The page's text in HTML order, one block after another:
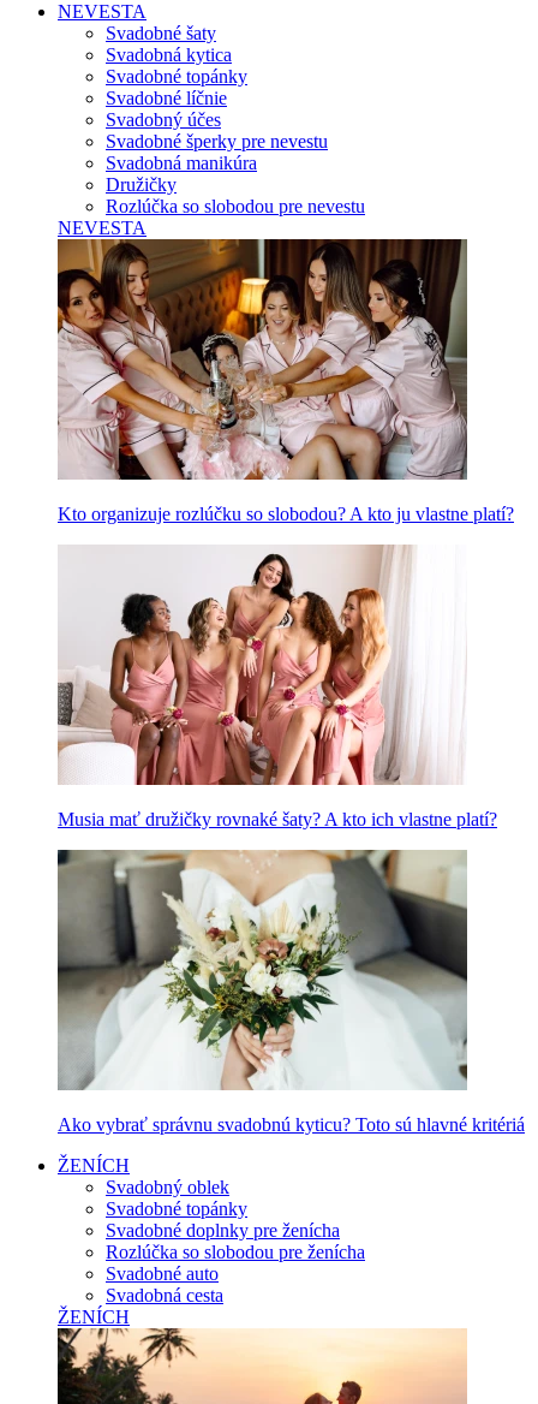
NEVESTA
Svadobné šaty
Svadobná kytica
Svadobné topánky
Svadobné líčnie
Svadobný účes
Svadobné šperky pre nevestu
Svadobná manikúra
Družičky
Rozlúčka so slobodou pre nevestu
NEVESTA
Kto organizuje rozlúčku so slobodou? A kto ju vlastne platí?
Musia mať družičky rovnaké šaty? A kto ich vlastne platí?
Ako vybrať správnu svadobnú kyticu? Toto sú hlavné kritériá
ŽENÍCH
Svadobný oblek
Svadobné topánky
Svadobné doplnky pre ženícha
Rozlúčka so slobodou pre ženícha
Svadobné auto
Svadobná cesta
ŽENÍCH